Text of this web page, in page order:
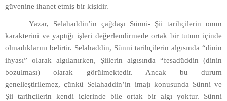
güvenine ihanet etmiş bir kişidir.
Yazar, Selahaddin’in çağdaşı Sünni- Şii tarihçilerin onun
karakterini ve yaptığı işleri değerlendirmede ortak bir tutum içinde
olmadıklarını belirtir. Selahaddin, Sünni tarihçilerin algısında “dinin
ihyası” olarak algılanırken, Şiilerin algısında “fesadüddin (dinin
bozulması) olarak görülmektedir. Ancak bu durum
genelleştirilemez, çünkü Selahaddin’in imajı konusunda Sünni ve
Şii tarihçilerin kendi içlerinde bile ortak bir algı yoktur. Sünni